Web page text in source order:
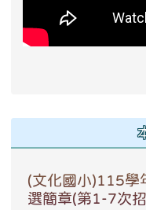
(文化國小)115學
選簡章(第1-7次